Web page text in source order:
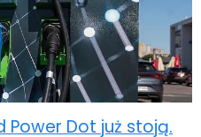
Power Dot już stoją.